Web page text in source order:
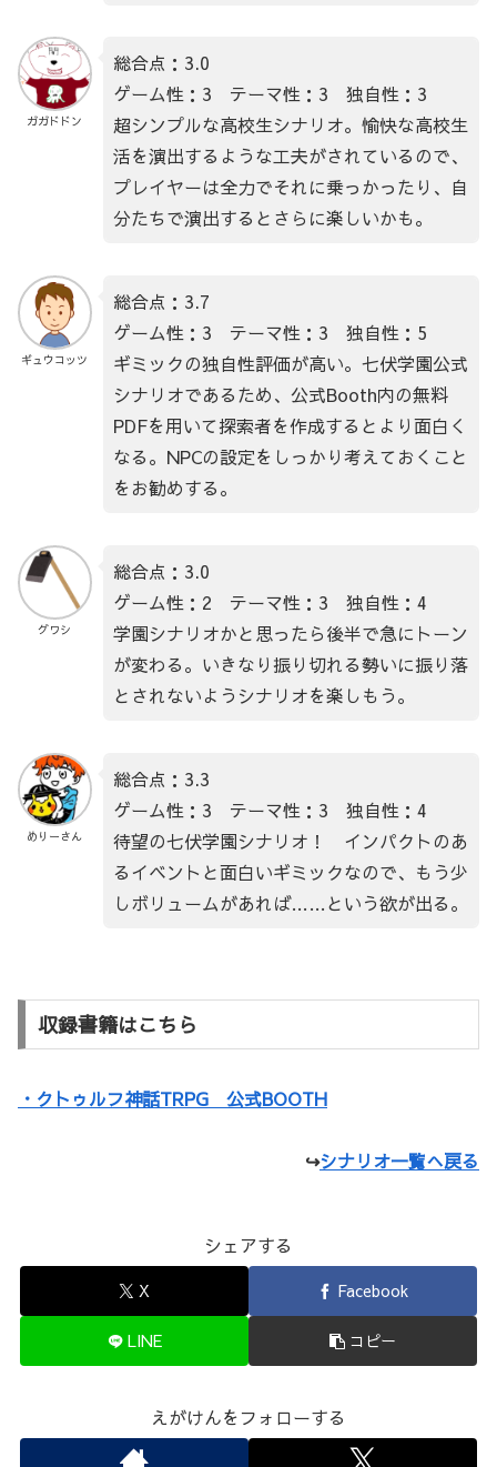
ガガドドン
総合点：3.0
ゲーム性：3 テーマ性：3 独自性：3
超シンプルな高校生シナリオ。愉快な高校生
活を演出するような工夫がされているので、
プレイヤーは全力でそれに乗っかったり、自
分たちで演出するとさらに楽しいかも。
ギュウコッツ
総合点：3.7
ゲーム性：3 テーマ性：3 独自性：5
ギミックの独自性評価が高い。七伏学園公式
シナリオであるため、公式Booth内の無料
PDFを用いて探索者を作成するとより面白く
なる。NPCの設定をしっかり考えておくこと
をお勧めする。
グワシ
総合点：3.0
ゲーム性：2 テーマ性：3 独自性：4
学園シナリオかと思ったら後半で急にトーン
が変わる。いきなり振り切れる勢いに振り落
とされないようシナリオを楽しもう。
めりーさん
総合点：3.3
ゲーム性：3 テーマ性：3 独自性：4
待望の七伏学園シナリオ！ インパクトのあ
るイベントと面白いギミックなので、もう少
しボリュームがあれば……という欲が出る。
収録書籍はこちら
・クトゥルフ神話TRPG 公式BOOTH
↪シナリオ一覧へ戻る
シェアする
X Facebook
LINE コピー
えがけんをフォローする